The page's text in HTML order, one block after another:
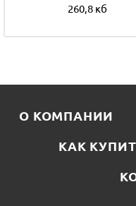
260,8 кб
О КОМПАНИИ
КАК